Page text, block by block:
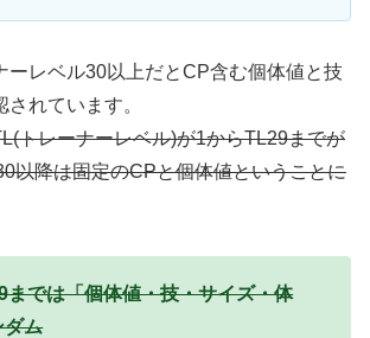
ーレベル30以上だとCP含む個体値と技
れています。
トレーナーレベル)が1からTL29までが
以降は固定のCPと個体値ということに
までは「個体値・技・サイズ・体
ダム